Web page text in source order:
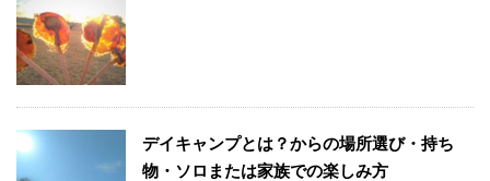
デイキャンプとは？からの場所選び・持ち
物・ソロまたは家族での楽しみ方